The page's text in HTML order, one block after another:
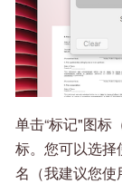
单击“标记"图标
标。您可以选
名（我建议您使